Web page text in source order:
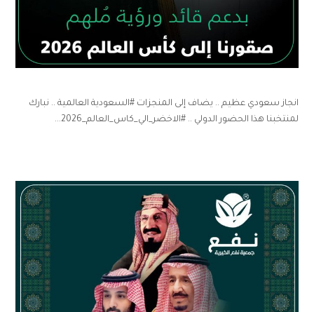
انجاز سعودي عظيم .. يضاف إلى المنجزات #السعودية العالمية .. نبارك
لمنتخبنا هذا الحضور الدولي .. #الاخضر_الي_كاس_العالم_2026...